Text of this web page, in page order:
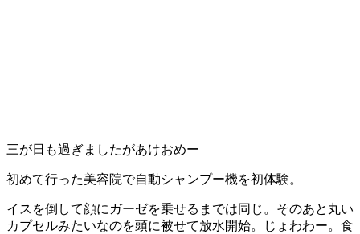
三が日も過ぎましたがあけおめー
初めて行った美容院で自動シャンプー機を初体験。
イスを倒して顔にガーゼを乗せるまでは同じ。そのあと丸い
カプセルみたいなのを頭に被せて放水開始。じょわわー。食